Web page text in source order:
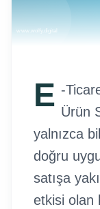
E -
Ürün
yalnızca
doğru
satışa
etkisi olan